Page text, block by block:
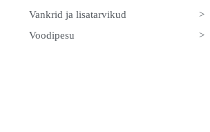
>
Vankrid ja lisatarvikud
>
Voodipesu